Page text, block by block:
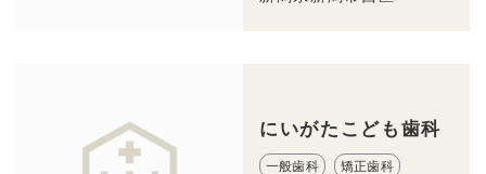
にいがたこども歯科
一般歯科 矯正歯科